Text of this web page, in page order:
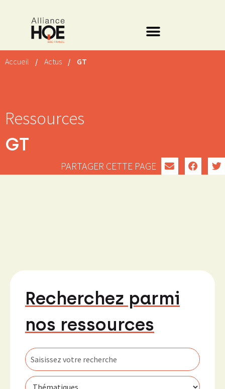
Accueil / Actus / GT
Ressources
GT
PARTAGER CETTE PAGE
Recherchez parmi
nos ressources